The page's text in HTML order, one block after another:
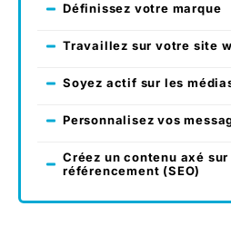
Définissez votre marque
Travaillez sur votre site
Soyez actif sur les
Personnalisez vos
Créez un contenu axé sur
référencement (SEO)